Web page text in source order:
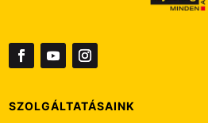
t
e
SZOLGÁLTATÁSAINK